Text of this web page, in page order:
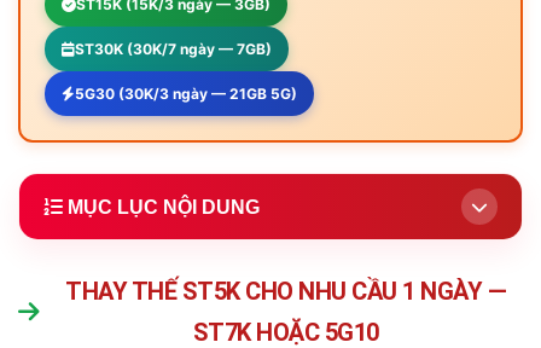
ST15K (15K/3 ngày — 3GB)
ST30K (30K/7 ngày — 7GB)
5G30 (30K/3 ngày — 21GB 5G)
MỤC LỤC NỘI DUNG
(Khuyên dùng)
Nâng Cấp Tiết Kiệm — ST15K, ST30K, 5G30
THAY THẾ ST5K CHO NHU CẦU 1 NGÀY —
ST7K HOẶC 5G10